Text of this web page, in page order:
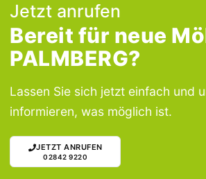
Jetzt anrufen
Bereit für neue
PALMBERG?
Lassen Sie sich jetzt einfach und
informieren, was möglich ist.
JETZT ANRUFEN
02842 9220